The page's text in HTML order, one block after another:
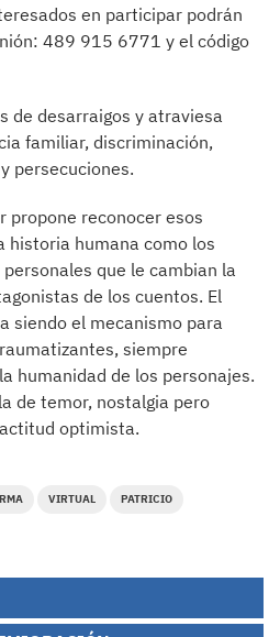
en participar podrán
489 915 6771 y el código
de desarraigos y atraviesa
familiar, discriminación,
persecuciones.
propone reconocer esos
historia humana como los
que le cambian la
de los cuentos. El
siendo el mecanismo para
siempre
humanidad de los personajes.
de temor, nostalgia pero
optimista.
VIRTUAL PATRICIO